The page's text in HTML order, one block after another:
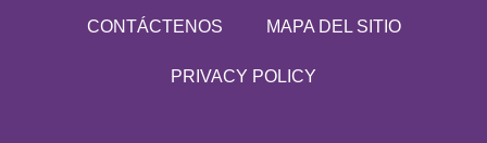
CONTÁCTENOS MAPA DEL SITIO
PRIVACY POLICY